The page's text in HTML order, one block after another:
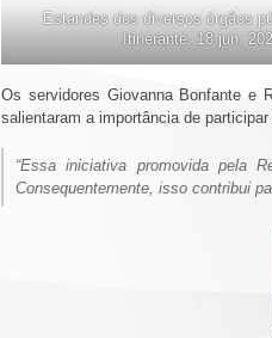
Estandes dos diversos órgãos
Itinerante. 18 jun.
Os servidores Giovanna Bonfante e
salientaram a importância de
“Essa iniciativa promovida pela
Consequentemente, isso contribui